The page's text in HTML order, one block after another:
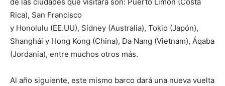
de las ciudades que visitará son: Puerto Limón (Costa
Rica), San Francisco
y Honolulu (EE.UU), Sídney (Australia), Tokio (Japón),
Shanghái y Hong Kong (China), Da Nang (Vietnam), Áqaba
(Jordania), entre muchos otros más.
Al año siguiente, este mismo barco dará una nueva vuelta